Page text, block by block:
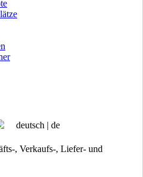
deutsch | de
, Verkaufs-, Liefer- und